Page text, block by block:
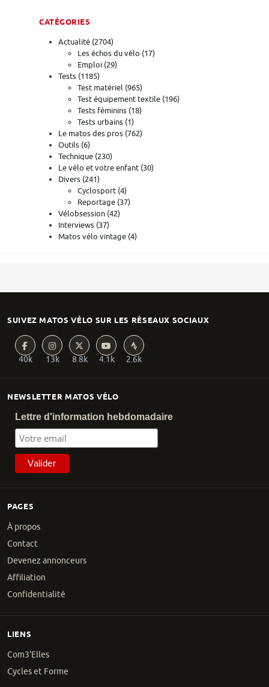
CATÉGORIES
Actualité (2704)
Les échos du vélo (17)
Emploi (29)
Tests (1185)
Test matériel (965)
Test équipement textile (196)
Tests féminins (18)
Tests urbains (1)
Le matos des pros (762)
Outils (6)
Technique (230)
Le vélo et votre enfant (30)
Divers (241)
Cyclosport (4)
Reportage (37)
Vélobsession (42)
Interviews (37)
Matos vélo vintage (4)
PAGES
À propos
Contact
Devenez annonceurs
Affiliation
Confidentialité
NEWSLETTER MATOS VÉLO
Lettre d'information hebdomadaire
SUIVEZ MATOS VÉLO SUR LES RÉSEAUX SOCIAUX
40k 13k 8.8k 4.1k 2.6k
LIENS
Com3'Elles
Cycles et Forme